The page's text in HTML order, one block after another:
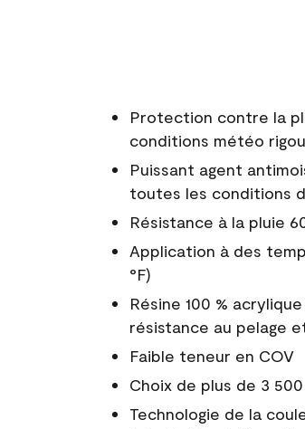
Protection contre la
conditions météo
Puissant agent
toutes les conditions
Résistance à la pluie
Application à des
°F)
Résine 100 %
résistance au pelage
Faible teneur en COV
Choix de plus de 3
Technologie de la